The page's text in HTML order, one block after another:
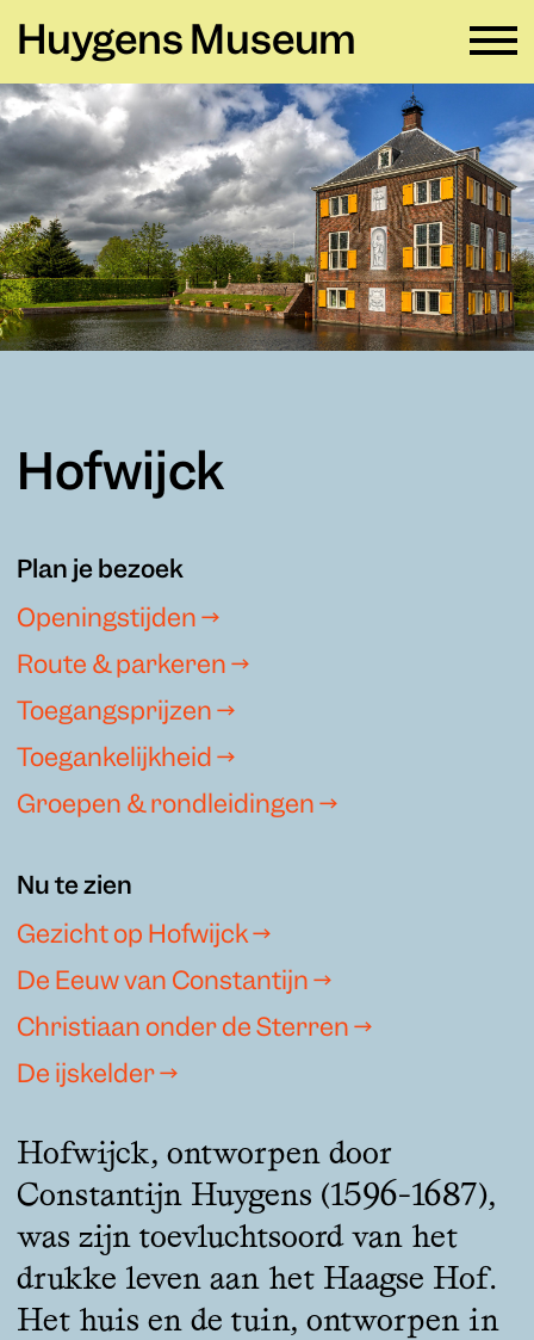
Huygens Museum
NL ∨
Plan je bezoek→
Zien en doen→
Verhuur→
Privacy en cookies →
Hofwijck
Plan je bezoek
Openingstijden →
Route & parkeren →
Toegangsprijzen →
Toegankelijkheid →
Groepen & rondleidingen →
Nu te zien
Gezicht op Hofwijck →
De Eeuw van Constantijn →
Christiaan onder de Sterren →
De ijskelder →
Hofwijck, ontworpen door
Constantijn Huygens (1596-1687),
was zijn toevluchtsoord van het
drukke leven aan het Haagse Hof.
Het huis en de tuin, ontworpen in